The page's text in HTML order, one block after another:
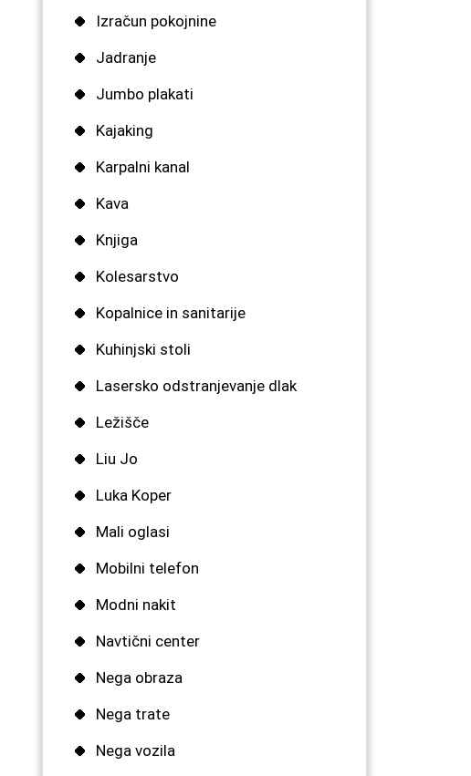
Izračun pokojnine
Jadranje
Jumbo plakati
Kajaking
Karpalni kanal
Kava
Knjiga
Kolesarstvo
Kopalnice in sanitarije
Kuhinjski stoli
Lasersko odstranjevanje dlak
Ležišče
Liu Jo
Luka Koper
Mali oglasi
Mobilni telefon
Modni nakit
Navtični center
Nega obraza
Nega trate
Nega vozila